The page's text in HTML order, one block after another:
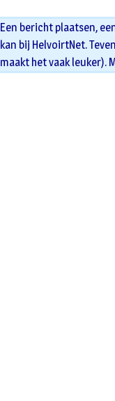
Een bericht plaatsen,
kan bij HelvoirtNet.
maakt het vaak leuker).